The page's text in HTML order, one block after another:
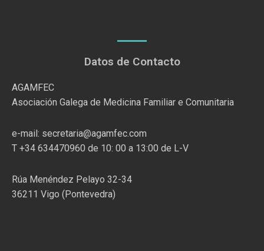
Datos de Contacto
AGAMFEC
Asociación Galega de Medicina Familiar e Comunitaria
e-mail: secretaria@agamfec.com
T +34 634470960 de 10: 00 a 13:00 de L-V
Rúa Menéndez Pelayo 32-34
36211 Vigo (Pontevedra)